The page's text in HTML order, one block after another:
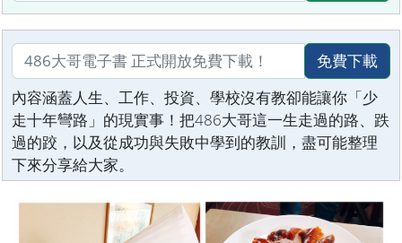
免費下載
內容涵蓋人生、工作、投資、學校沒有教卻能讓你「少
走十年彎路」的現實事！把486大哥這一生走過的路、跌
過的跤，以及從成功與失敗中學到的教訓，盡可能整理
下來分享給大家。